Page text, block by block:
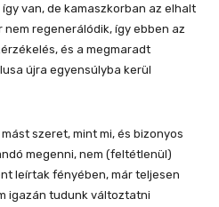
van, de kamaszkorban az elhalt
regenerálódik, így ebben az
és a megmaradt
újra egyensúlyba kerül
szeret, mint mi, és bizonyos
megenni, nem (feltétlenül)
leírtak fényében, már teljesen
igazán tudunk változtatni